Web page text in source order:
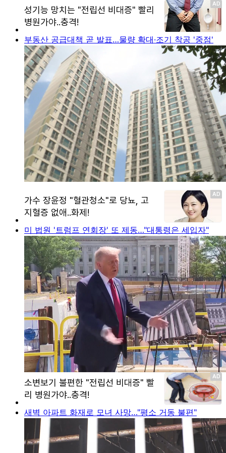
부동산 공급대책 곧 발표…물량 확대·조기 착공 '중점'
미 법원 '트럼프 연회장' 또 제동…"대통령은 세입자"
새벽 아파트 화재로 모녀 사망…"평소 거동 불편"